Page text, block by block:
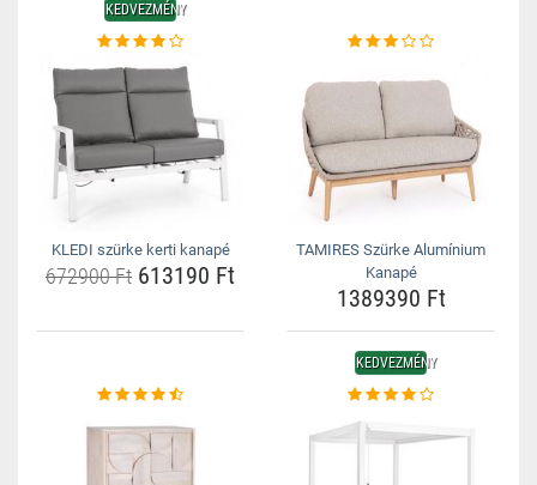
KEDVEZMÉNY
KLEDI szürke kerti kanapé
672900 Ft 613190 Ft
TAMIRES Szürke Alumínium
Kanapé
1389390 Ft
KEDVEZMÉNY